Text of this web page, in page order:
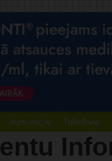
kursi.mic.lv Tulkošana